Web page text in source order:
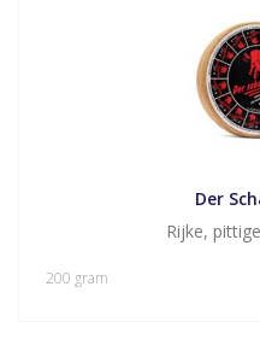
Der
Rijke,
200 gram